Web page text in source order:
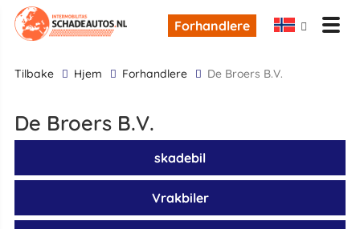
Forhandlere
tilbake Hjem Forhandlere De Broers B.V.
De Broers B.V.
skadebil
Vrakbiler